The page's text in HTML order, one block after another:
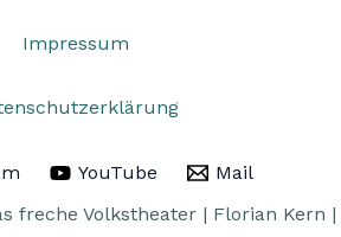
Impressum
YouTube
Mail
freche Volkstheater | Florian Kern |